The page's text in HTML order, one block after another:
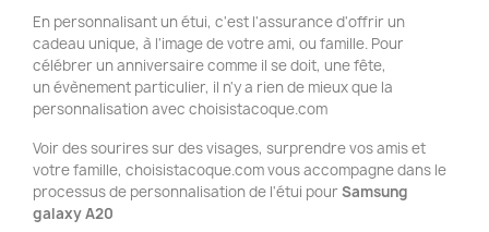
En personnalisant un étui, c'est l'assurance d'offrir un
cadeau unique, à l'image de votre ami, ou famille. Pour
célébrer un anniversaire comme il se doit, une fête,
un évènement particulier, il n'y a rien de mieux que la
personnalisation avec choisistacoque.com
Voir des sourires sur des visages, surprendre vos amis et
votre famille, choisistacoque.com vous accompagne dans le
processus de personnalisation de l'étui pour Samsung
galaxy A20